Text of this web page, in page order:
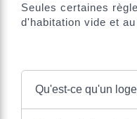
Seules certaines
d'habitation vide et
Qu'est-ce qu'un